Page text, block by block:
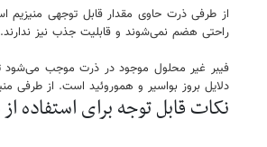
از طرفی ذرت حاوی مقدار قابل توجهی
راحتی هضم نمی‌شوند و قابلیت جذب نیز ندارند.
فیبر غیر محلول موجود در ذرت موجب می‌شود
دلایل بروز بواسیر و هموروئید است. از طرفی
نکات قابل توجه برای استفاده